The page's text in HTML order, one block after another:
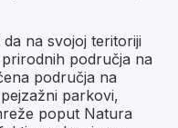
na svojoj teritoriji
područja na
područja na
parkovi,
poput Natura